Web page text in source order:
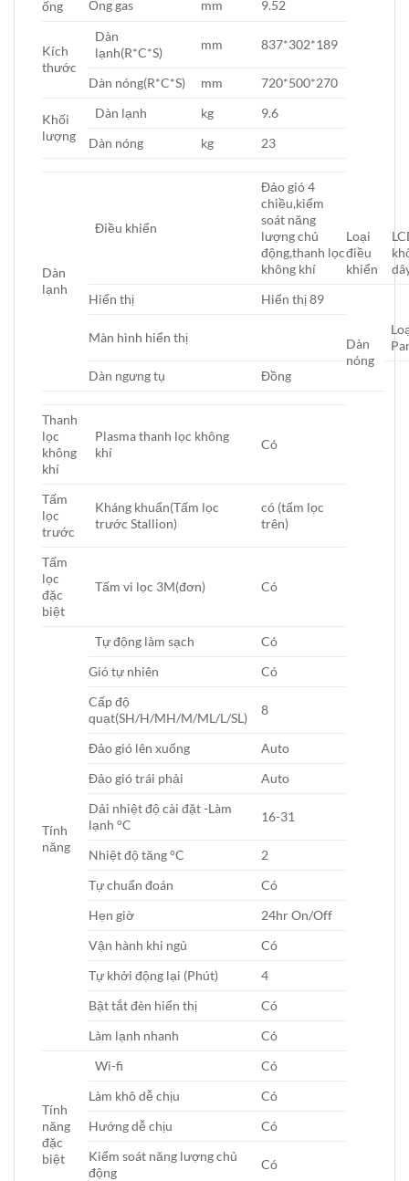
ống Ống gas mm 9.52
Kích
thước
Dàn
lạnh(R*C*S)
mm 837*302*189
Dàn nóng(R*C*S) mm 720*500*270
Khối
lượng
Dàn lạnh kg
9.6
Dàn nóng
kg 23
Dàn
lạnh
Điều khiển
Đảo gió 4
chiều,kiểm
soát năng
lượng chủ
động,thanh lọc
không khí
Loại
điều
khiển
Hiển thị
Hiển thị 89
Màn hình hiển thị
Dàn
nóng
Dàn ngưng tụ
Đồng
Thanh
lọc
không
khí
Plasma thanh lọc không
khí
Có
Tấm
lọc
trước
Kháng khuẩn(Tấm lọc
trước Stallion)
có (tấm lọc
trên)
Tấm
lọc
đặc
biệt
Tấm vi lọc 3M(đơn) Có
Tính
năng
Tự động làm sạch
Có
Gió tự nhiên
Có
Cấp độ
quạt(SH/H/MH/M/ML/L/SL)
8
Đảo gió lên xuống
Auto
Đảo gió trái phải
Auto
Dải nhiệt độ cài đặt -Làm
lạnh °C
16-31
Nhiệt độ tăng °C
2
Tự chuẩn đoán
Có
Hẹn giờ
24hr On/Off
Vận hành khi ngủ
Có
Tự khởi động lại (Phút)
4
Bật tắt đèn hiển thị
Có
Làm lạnh nhanh
Có
Tính
năng
đặc
biệt
Wi-fi
Có
Làm khô dễ chịu
Có
Hướng dễ chịu
Có
Kiểm soát năng lượng chủ
động
Có